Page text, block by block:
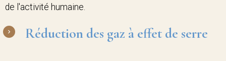
de l'activité humaine.
Réduction des gaz à effet de serre